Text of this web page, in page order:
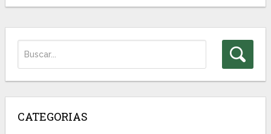
CATEGORIAS